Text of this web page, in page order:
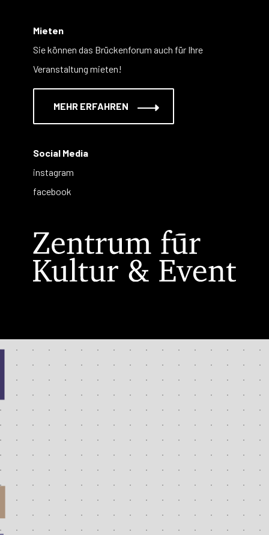
Mieten
Sie können das Brückenforum auch für Ihre
Veranstaltung mieten!
MEHR ERFAHREN
Social Media
instagram
facebook